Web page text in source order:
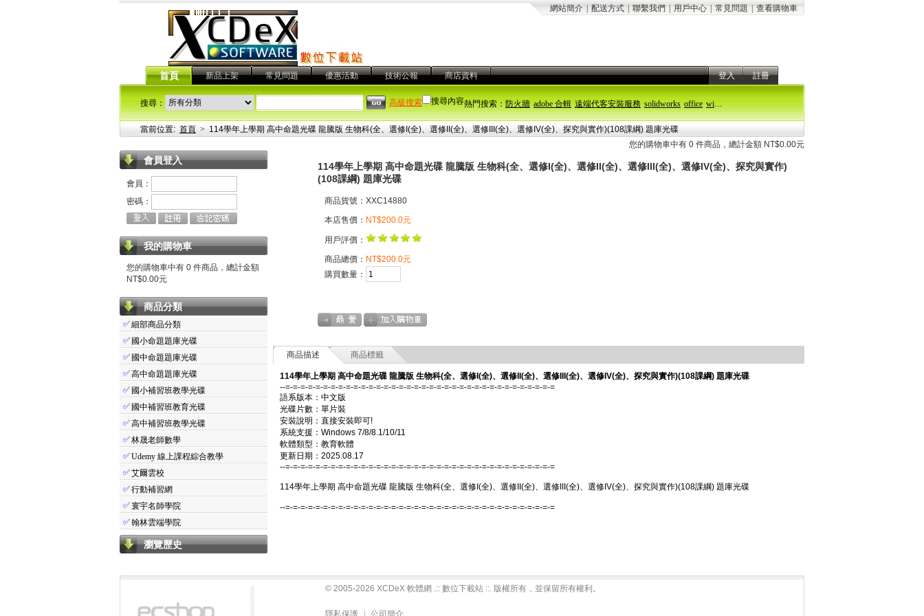
網站簡介 配送方式 聯繫我們 用戶中心 常見問題 查看購物車
首頁 新品上架 常見問題 優惠活動 技術公報 商店資料 登入 註冊
熱門搜索：防火牆 adobe 合輯 遠端代客安裝服務 solidworks office windows 11
搜尋： 搜尋內容
高級搜索
當前位置: 首頁 > 114學年上學期 高中命題光碟 龍騰版 生物科(全、選修I(全)、選修II(全)、選修III(全)、選修IV(全)、探究與實作)(108課綱) 題庫光碟
您的購物車中有 0 件商品，總計金額 NT$0.00元
會員登入
會員：
密碼：
我的購物車
您的購物車中有 0 件商品，總計金額
NT$0.00元
商品分類
✅細部商品分類
✅ 國小命題題庫光碟
✅ 國中命題題庫光碟
✅高中命題題庫光碟
✅ 國小補習班教學光碟
✅ 國中補習班教育光碟
✅高中補習班教學光碟
✅林晟老師數學
✅Udemy 線上課程綜合教學
✅艾爾雲校
✅行動補習網
✅寰宇名師學院
✅翰林雲端學院
瀏覽歷史
114學年上學期 高中命題光碟 龍騰版 生物科(全、選修I(全)、選修II(全)、選修III(全)、選修IV(全)、探究與實作)
(108課綱) 題庫光碟
商品貨號：XXC14880
本店售價： NT$200.0元
用戶評價：
商品總價： NT$200.0元
購買數量：
商品描述 商品標籤
114學年上學期 高中命題光碟 龍騰版 生物科(全、選修I(全)、選修II(全)、選修III(全)、選修IV(全)、探究與實作)(108課綱) 題庫光碟
--=-=-=-=-=-=-=-=-=-=-=-=-=-=-=-=-=-=-=-=-=-=-=-=-=-=-=-=-=-=-=-=-=-=-=-=
語系版本：中文版
光碟片數：單片裝
安裝說明：直接安裝即可!
系統支援：Windows 7/8/8.1/10/11
軟體類型：教育軟體
更新日期：2025.08.17
--=-=-=-=-=-=-=-=-=-=-=-=-=-=-=-=-=-=-=-=-=-=-=-=-=-=-=-=-=-=-=-=-=-=-=-=
114學年上學期 高中命題光碟 龍騰版 生物科(全、選修I(全)、選修II(全)、選修III(全)、選修IV(全)、探究與實作)(108課綱) 題庫光碟
--=-=-=-=-=-=-=-=-=-=-=-=-=-=-=-=-=-=-=-=-=-=-=-=-=-=-=-=-=-=-=-=-=-=-=-=
© 2005-2026 XCDeX 軟體網 .:: 數位下載站 ::. 版權所有，並保留所有權利。
隱私保護 公司簡介